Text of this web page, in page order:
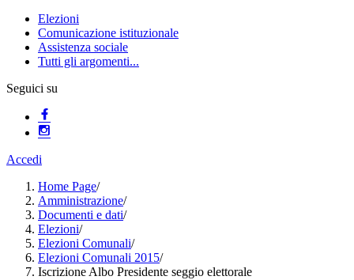
Elezioni
Comunicazione istituzionale
Assistenza sociale
Tutti gli argomenti...
Seguici su
Accedi
Home Page/
Amministrazione/
Documenti e dati/
Elezioni/
Elezioni Comunali/
Elezioni Comunali 2015/
Iscrizione Albo Presidente seggio elettorale